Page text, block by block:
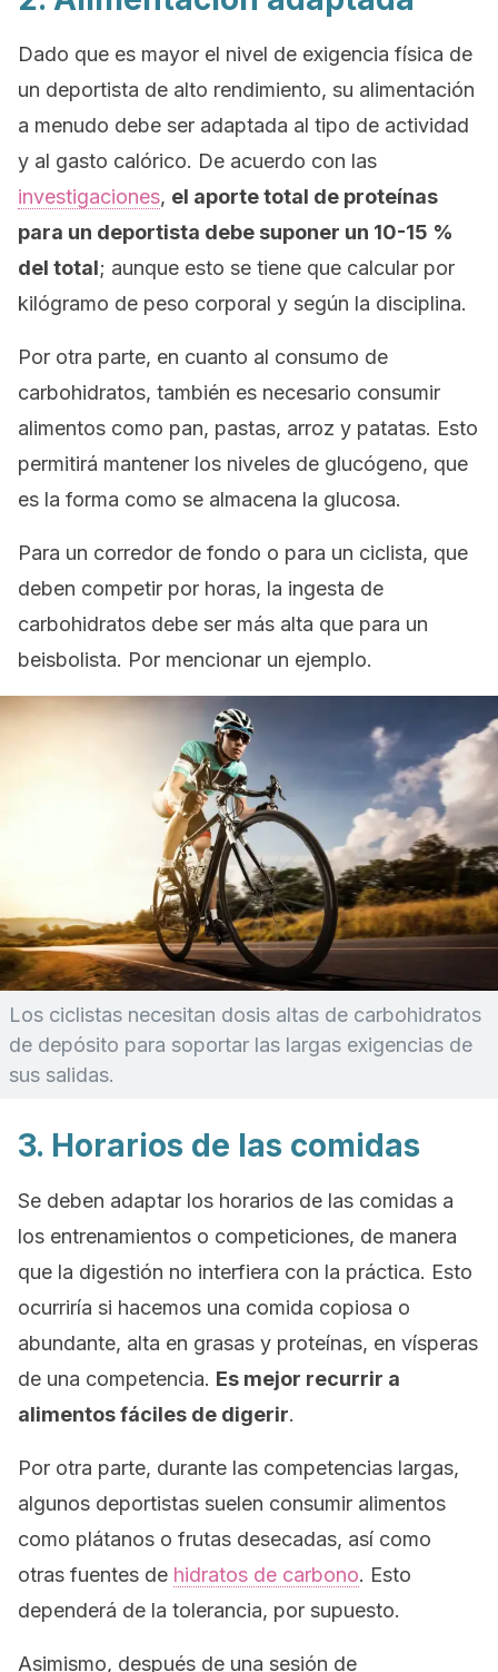
Dado que es mayor el nivel de exigencia física de
un deportista de alto rendimiento, su alimentación
a menudo debe ser adaptada al tipo de actividad
y al gasto calórico. De acuerdo con las
investigaciones, el aporte total de proteínas
para un deportista debe suponer un 10-15 %
del total; aunque esto se tiene que calcular por
kilógramo de peso corporal y según la disciplina.
Por otra parte, en cuanto al consumo de
carbohidratos, también es necesario consumir
alimentos como pan, pastas, arroz y patatas. Esto
permitirá mantener los niveles de glucógeno, que
es la forma como se almacena la glucosa.
Para un corredor de fondo o para un ciclista, que
deben competir por horas, la ingesta de
carbohidratos debe ser más alta que para un
beisbolista. Por mencionar un ejemplo.
Los ciclistas necesitan dosis altas de carbohidratos
de depósito para soportar las largas exigencias de
sus salidas.
3. Horarios de las comidas
Se deben adaptar los horarios de las comidas a
los entrenamientos o competiciones, de manera
que la digestión no interfiera con la práctica. Esto
ocurriría si hacemos una comida copiosa o
abundante, alta en grasas y proteínas, en vísperas
de una competencia. Es mejor recurrir a
alimentos fáciles de digerir.
Por otra parte, durante las competencias largas,
algunos deportistas suelen consumir alimentos
como plátanos o frutas desecadas, así como
otras fuentes de hidratos de carbono. Esto
dependerá de la tolerancia, por supuesto.
Asimismo, después de una sesión de